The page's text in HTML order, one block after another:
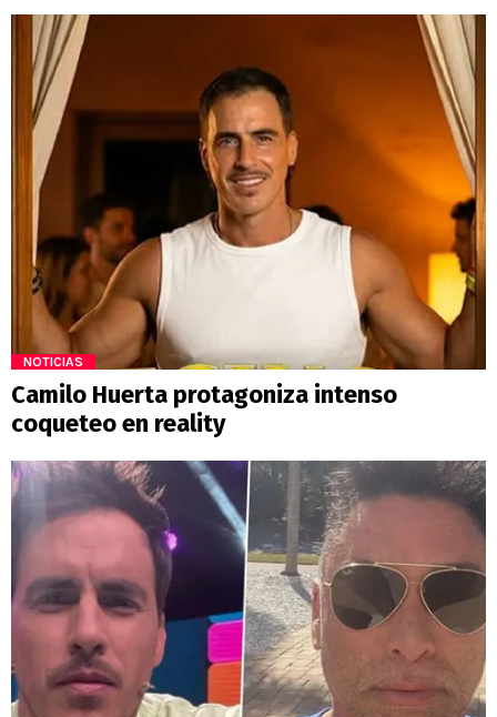
NOTICIAS
Camilo Huerta protagoniza intenso
coqueteo en reality